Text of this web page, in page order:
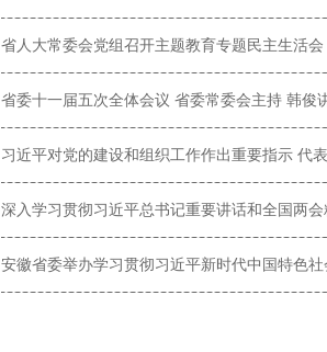
省人大常委会党组召开主题教育专题民主生活会
省委十一届五次全体会议 省委常委会主持 韩俊
习近平对党的建设和组织工作作出重要指示 代
深入学习贯彻习近平总书记重要讲话和全国两
安徽省委举办学习贯彻习近平新时代中国特色